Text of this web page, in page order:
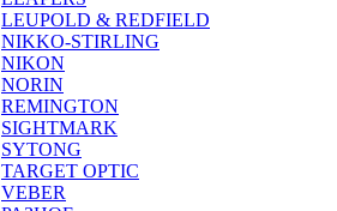
LEUPOLD & REDFIELD
NIKKO-STIRLING
NIKON
NORIN
REMINGTON
SIGHTMARK
SYTONG
TARGET OPTIC
VEBER